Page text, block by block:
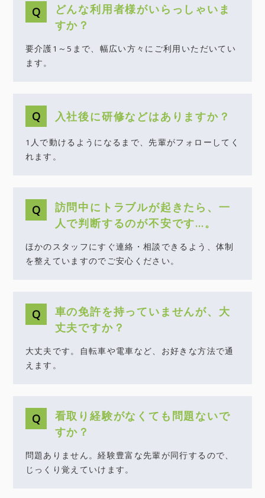
どんな利用者様がいらっしゃいま
すか？
要介護1～5まで、幅広い方々にご利用いただいてい
ます。
入社後に研修などはありますか？
1人で動けるようになるまで、先輩がフォローしてく
れます。
訪問中にトラブルが起きたら、一
人で判断するのが不安です…。
ほかのスタッフにすぐ連絡・相談できるよう、体制
を整えていますのでご安心ください。
車の免許を持っていませんが、大
丈夫ですか？
大丈夫です。自転車や電車など、お好きな方法で通
えます。
看取り経験がなくても問題ないで
すか？
問題ありません。経験豊富な先輩が同行するので、
じっくり覚えていけます。